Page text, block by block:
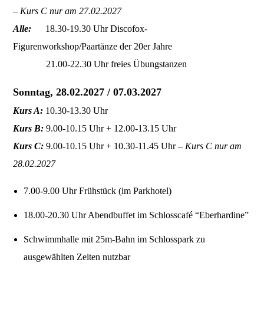
– Kurs C nur am 27.02.2027
Alle: 18.30-19.30 Uhr Discofox-
Figurenworkshop/Paartänze der 20er Jahre
21.00-22.30 Uhr freies Übungstanzen
Sonntag, 28.02.2027 / 07.03.2027
Kurs A: 10.30-13.30 Uhr
Kurs B: 9.00-10.15 Uhr + 12.00-13.15 Uhr
Kurs C: 9.00-10.15 Uhr + 10.30-11.45 Uhr – Kurs C nur am
28.02.2027
7.00-9.00 Uhr Frühstück (im Parkhotel)
18.00-20.30 Uhr Abendbuffet im Schlosscafé “Eberhardine”
Schwimmhalle mit 25m-Bahn im Schlosspark zu
ausgewählten Zeiten nutzbar